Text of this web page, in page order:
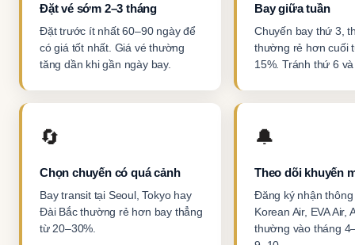
Đặt vé sớm 2–3 tháng
Đặt trước ít nhất 60–90 ngày để
có giá tốt nhất. Giá vé thường
tăng dần khi gần ngày bay.
Bay giữa tuần
Chuyến bay thứ 3,
thường rẻ hơn cuối
15%. Tránh thứ 6
🔄
Chọn chuyến có quá cảnh
Bay transit tại Seoul, Tokyo hay
Đài Bắc thường rẻ hơn bay thẳng
từ 20–30%.
🔔
Theo dõi khuyến
Đăng ký nhận
Korean Air, EVA Air,
thường vào tháng